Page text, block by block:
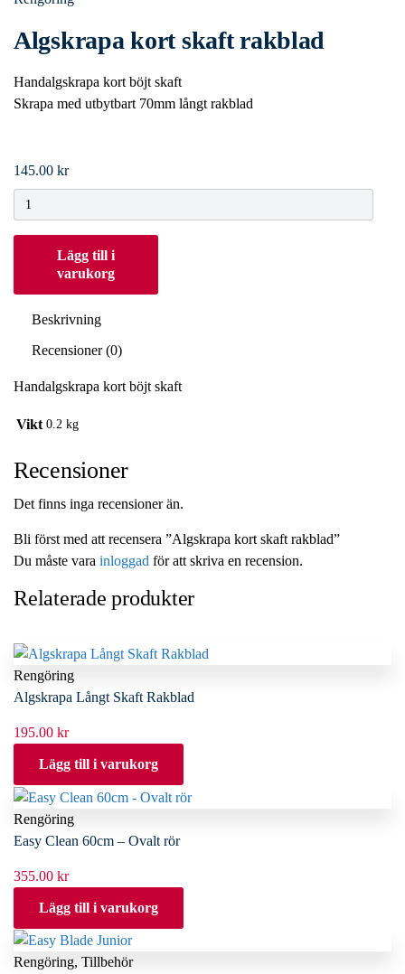
Algskrapa kort skaft rakblad
Handalgskrapa kort böjt skaft
Skrapa med utbytbart 70mm långt rakblad
145.00 kr
Algskrapa
kort
skaft
Lägg till i
varukorg
Beskrivning
Recensioner (0)
Handalgskrapa kort böjt skaft
Vikt 0.2 kg
Recensioner
Det finns inga recensioner än.
Bli först med att recensera ”Algskrapa kort skaft rakblad”
Du måste vara inloggad för att skriva en recension.
Relaterade produkter
Rengöring
Algskrapa Långt Skaft Rakblad
195.00 kr
Lägg till i varukorg
Rengöring
Easy Clean 60cm – Ovalt rör
355.00 kr
Lägg till i varukorg
Rengöring, Tillbehör